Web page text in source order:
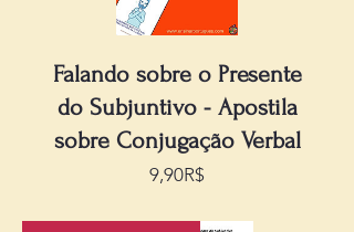
Falando sobre o Presente
do Subjuntivo - Apostila
sobre Conjugação Verbal
9,90R$